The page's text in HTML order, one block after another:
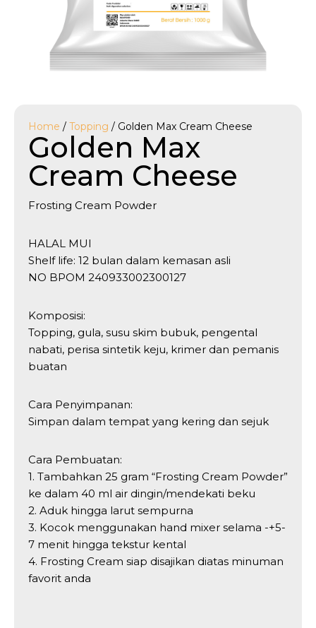
Home / Topping / Golden Max Cream Cheese
Golden Max
Cream Cheese
Frosting Cream Powder
HALAL MUI
Shelf life: 12 bulan dalam kemasan asli
NO BPOM 240933002300127
Komposisi:
Topping, gula, susu skim bubuk, pengental
nabati, perisa sintetik keju, krimer dan pemanis
buatan
Cara Penyimpanan:
Simpan dalam tempat yang kering dan sejuk
Cara Pembuatan:
1. Tambahkan 25 gram “Frosting Cream Powder”
ke dalam 40 ml air dingin/mendekati beku
2. Aduk hingga larut sempurna
3. Kocok menggunakan hand mixer selama -+5-
7 menit hingga tekstur kental
4. Frosting Cream siap disajikan diatas minuman
favorit anda